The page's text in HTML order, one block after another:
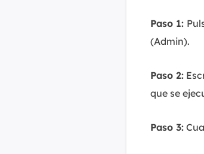
Paso 1:
(Admin).
Paso 2:
que se
Paso 3: